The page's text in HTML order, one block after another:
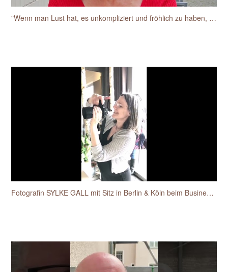
"Wenn man Lust hat, es unkompliziert und fröhlich zu haben, dann ist das einfach toll mit der Sylke"
Fotografin SYLKE GALL mit Sitz in Berlin & Köln beim Businessfotos-Workshop für Unternehmerinnen